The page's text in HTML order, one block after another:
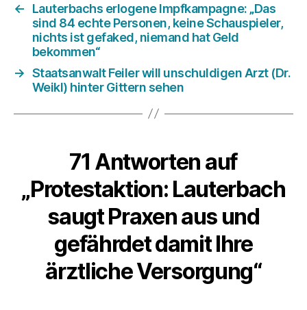
←
Lauterbachs erlogene Impfkampagne: „Das
sind 84 echte Personen, keine Schauspieler,
nichts ist gefaked, niemand hat Geld
bekommen“
→ Staatsanwalt Feiler will unschuldigen Arzt (Dr.
Weikl) hinter Gittern sehen
71 Antworten auf
„Protestaktion: Lauterbach
saugt Praxen aus und
gefährdet damit Ihre
ärztliche Versorgung“